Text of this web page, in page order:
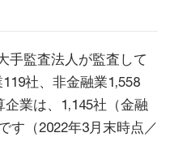
手監査法人が監査して
社、非金融業1,558
業は、1,145社（金融
す（2022年3月末時点／